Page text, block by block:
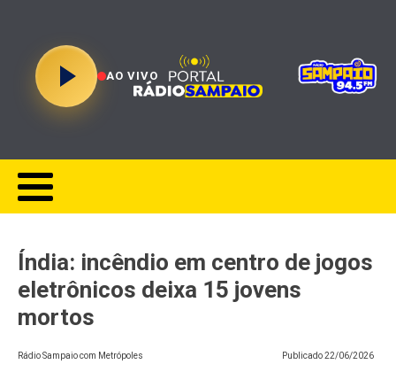
AO VIVO
Índia: incêndio em centro de jogos
eletrônicos deixa 15 jovens
mortos
Rádio Sampaio com Metrópoles Publicado22/06/2026